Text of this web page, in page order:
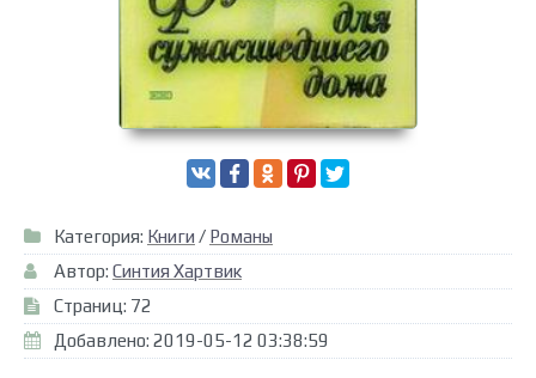
Категория: Книги / Романы
Автор: Синтия Хартвик
Страниц: 72
Добавлено: 2019-05-12 03:38:59